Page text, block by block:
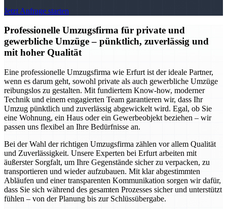
Jetzt Anfrage starten
Professionelle Umzugsfirma für private und
gewerbliche Umzüge – pünktlich, zuverlässig und
mit hoher Qualität
Eine professionelle Umzugsfirma wie Erfurt ist der ideale Partner,
wenn es darum geht, sowohl private als auch gewerbliche Umzüge
reibungslos zu gestalten. Mit fundiertem Know-how, moderner
Technik und einem engagierten Team garantieren wir, dass Ihr
Umzug pünktlich und zuverlässig abgewickelt wird. Egal, ob Sie
eine Wohnung, ein Haus oder ein Gewerbeobjekt beziehen – wir
passen uns flexibel an Ihre Bedürfnisse an.
Bei der Wahl der richtigen Umzugsfirma zählen vor allem Qualität
und Zuverlässigkeit. Unsere Experten bei Erfurt arbeiten mit
äußerster Sorgfalt, um Ihre Gegenstände sicher zu verpacken, zu
transportieren und wieder aufzubauen. Mit klar abgestimmten
Abläufen und einer transparenten Kommunikation sorgen wir dafür,
dass Sie sich während des gesamten Prozesses sicher und unterstützt
fühlen – von der Planung bis zur Schlüssübergabe.